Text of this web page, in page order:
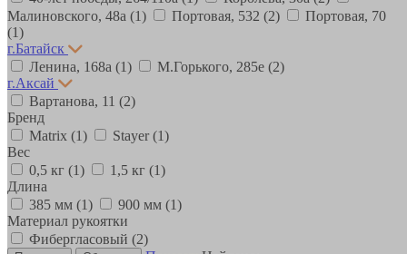
Малиновского, 48а (1) Портовая, 532 (2)
Портовая, 70
(1)
г.Батайск
Ленина, 168а (1) М.Горького, 285е (2)
г.Аксай
Вартанова, 11 (2)
Бренд
Matrix (1) Stayer(1)
Вес
0,5 кг (1) 1,5 кг (1)
Длина
385 мм (1) 900 мм (1)
Материал рукоятки
Фибергласовый (2)